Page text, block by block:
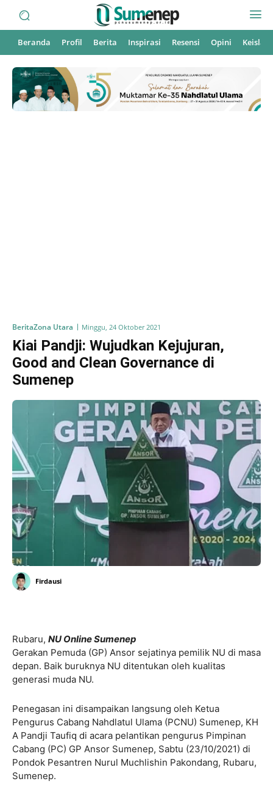
Beranda Profil Berita Inspirasi Resensi Opini
BeritaZona Utara Minggu, 24 Oktober 2021
Kiai Pandji: Wujudkan Kejujuran,
Good and Clean Governance di
Sumenep
Firdausi
Rubaru, NU Online Sumenep
Gerakan Pemuda (GP) Ansor sejatinya pemilik NU di masa
depan. Baik buruknya NU ditentukan oleh kualitas
generasi muda NU.
Penegasan ini disampaikan langsung oleh Ketua
Pengurus Cabang Nahdlatul Ulama (PCNU) Sumenep, KH
A Pandji Taufiq di acara pelantikan pengurus Pimpinan
Cabang (PC) GP Ansor Sumenep, Sabtu (23/10/2021) di
Pondok Pesantren Nurul Muchlishin Pakondang, Rubaru,
Sumenep.